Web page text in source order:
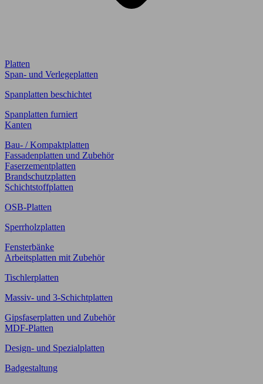
Platten
Span- und Verlegeplatten
Spanplatten beschichtet
Spanplatten furniert
Kanten
Bau- / Kompaktplatten
Fassadenplatten und Zubehör
Faserzementplatten
Brandschutzplatten
Schichtstoffplatten
OSB-Platten
Sperrholzplatten
Fensterbänke
Arbeitsplatten mit Zubehör
Tischlerplatten
Massiv- und 3-Schichtplatten
Gipsfaserplatten und Zubehör
MDF-Platten
Design- und Spezialplatten
Badgestaltung